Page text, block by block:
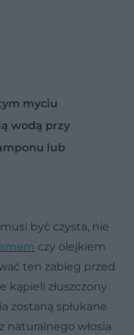
myciu
wodą przy
lub
być czysta, nie
czy olejkiem
ten zabieg przed
kąpieli złuszczony
zostaną spłukane
naturalnego włosia